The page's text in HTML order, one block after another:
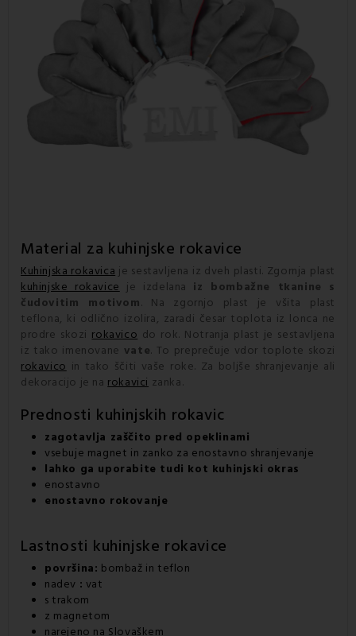
Material za kuhinjske rokavice
Kuhinjska rokavica je sestavljena iz dveh plasti. Zgornja plast
kuhinjske rokavice je izdelana iz bombažne tkanine s
čudovitim motivom. Na zgornjo plast je všita plast
teflona, ki odlično izolira, zaradi česar toplota iz lonca ne
prodre skozi rokavico do rok. Notranja plast je sestavljena
iz tako imenovane vate. To preprečuje vdor toplote skozi
rokavico in tako ščiti vaše roke. Za boljše shranjevanje ali
dekoracijo je na rokavici zanka.
Prednosti kuhinjskih rokavic
zagotavlja zaščito pred opeklinami
vsebuje magnet in zanko za enostavno shranjevanje
lahko ga uporabite tudi kot kuhinjski okras
enostavno
enostavno rokovanje
Lastnosti kuhinjske rokavice
površina: bombaž in teflon
nadev : vat
s trakom
z magnetom
narejeno na Slovaškem